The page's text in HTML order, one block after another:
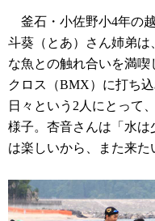
釜石・小佐野小4年の
斗葵（とあ）さん姉弟
な魚との触れ合いを満喫
クロス（BMX）に打ち
日々という2人にとって
様子。杏音さんは「水
は楽しいから、また来た